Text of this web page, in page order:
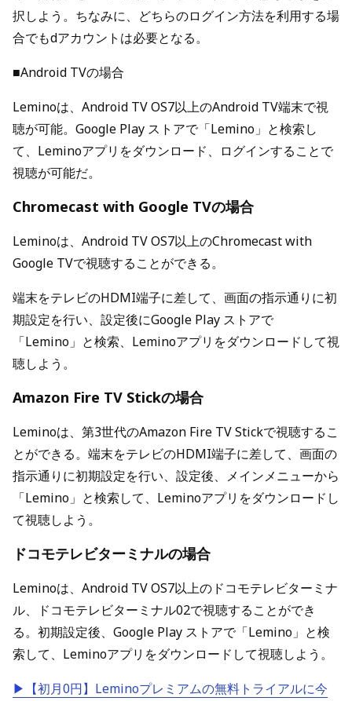
択しよう。ちなみに、どちらのログイン方法を利用する場
合でもdアカウントは必要となる。
■Android TVの場合
Leminoは、Android TV OS7以上のAndroid TV端末で視
聴が可能。Google Play ストアで「Lemino」と検索し
て、Leminoアプリをダウンロード、ログインすることで
視聴が可能だ。
Chromecast with Google TVの場合
Leminoは、Android TV OS7以上のChromecast with
Google TVで視聴することができる。
端末をテレビのHDMI端子に差して、画面の指示通りに初
期設定を行い、設定後にGoogle Play ストアで
「Lemino」と検索、Leminoアプリをダウンロードして視
聴しよう。
Amazon Fire TV Stickの場合
Leminoは、第3世代のAmazon Fire TV Stickで視聴するこ
とができる。端末をテレビのHDMI端子に差して、画面の
指示通りに初期設定を行い、設定後、メインメニューから
「Lemino」と検索して、Leminoアプリをダウンロードし
て視聴しよう。
ドコモテレビターミナルの場合
Leminoは、Android TV OS7以上のドコモテレビターミナ
ル、ドコモテレビターミナル02で視聴することができ
る。初期設定後、Google Play ストアで「Lemino」と検
索して、Leminoアプリをダウンロードして視聴しよう。
▶【初月0円】Leminoプレミアムの無料トライアルに今